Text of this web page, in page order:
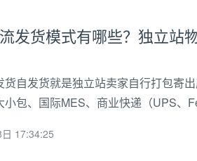
发货模式有哪些？独立站
货自发货就是独立站卖家自行打包寄
小包、国际MES、商业快递（UPS、
日用品、小型电子产品等...
17:34:25